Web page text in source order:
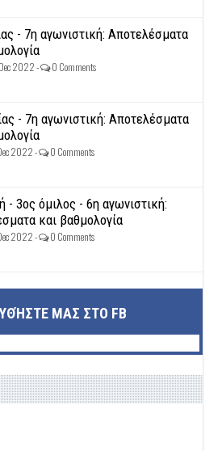
- 7η αγωνιστική: Αποτελέσματα
2022 - 0 Comments
- 7η αγωνιστική: Αποτελέσματα
2022 - 0 Comments
- 3ος όμιλος - 6η αγωνιστική:
και βαθμολογία
2022 - 0 Comments
ΜΑΣ ΣΤΟ FB